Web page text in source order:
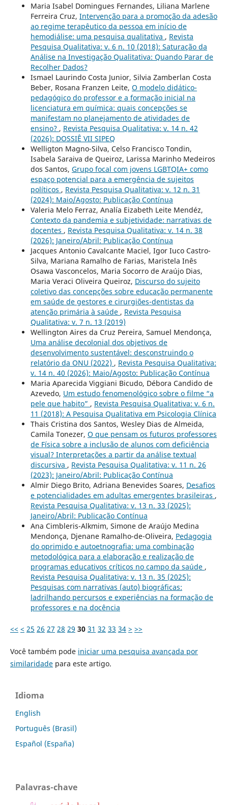
Maria Isabel Domingues Fernandes, Liliana Marlene
Ferreira Cruz, Intervenção para a promoção da adesão
ao regime terapêutico da pessoa em início de
hemodiálise: uma pesquisa qualitativa , Revista
Pesquisa Qualitativa: v. 6 n. 10 (2018): Saturação da
Análise na Investigação Qualitativa: Quando Parar de
Recolher Dados?
Ismael Laurindo Costa Junior, Silvia Zamberlan Costa
Beber, Rosana Franzen Leite, O modelo didático-
pedagógico do professor e a formação inicial na
licenciatura em química: quais concepções se
manifestam no planejamento de atividades de
ensino? , Revista Pesquisa Qualitativa: v. 14 n. 42
(2026): DOSSIÊ VII SIPEQ
Welligton Magno-Silva, Celso Francisco Tondin,
Isabela Saraiva de Queiroz, Larissa Marinho Medeiros
dos Santos, Grupo focal com jovens LGBTQIA+ como
espaço potencial para a emergência de sujeitos
políticos , Revista Pesquisa Qualitativa: v. 12 n. 31
(2024): Maio/Agosto: Publicação Contínua
Valeria Melo Ferraz, Analía Eizabeth Leite Mendéz,
Contexto da pandemia e subjetividade: narrativas de
docentes , Revista Pesquisa Qualitativa: v. 14 n. 38
(2026): Janeiro/Abril: Publicação Contínua
Jacques Antonio Cavalcante Maciel, Igor Iuco Castro-
Silva, Mariana Ramalho de Farias, Maristela Inês
Osawa Vasconcelos, Maria Socorro de Araújo Dias,
Maria Veraci Oliveira Queiroz, Discurso do sujeito
coletivo das concepções sobre educação permanente
em saúde de gestores e cirurgiões-dentistas da
atenção primária à saúde , Revista Pesquisa
Qualitativa: v. 7 n. 13 (2019)
Wellington Aires da Cruz Pereira, Samuel Mendonça,
Uma análise decolonial dos objetivos de
desenvolvimento sustentável: desconstruindo o
relatório da ONU (2022) , Revista Pesquisa Qualitativa:
v. 14 n. 40 (2026): Maio/Agosto: Publicação Contínua
Maria Aparecida Viggiani Bicudo, Débora Candido de
Azevedo, Um estudo fenomenológico sobre o filme “a
pele que habito” , Revista Pesquisa Qualitativa: v. 6 n.
11 (2018): A Pesquisa Qualitativa em Psicologia Clí­nica
Thais Cristina dos Santos, Wesley Dias de Almeida,
Camila Tonezer, O que pensam os futuros professores
de Física sobre a inclusão de alunos com deficiência
visual? Interpretações a partir da análise textual
discursiva , Revista Pesquisa Qualitativa: v. 11 n. 26
(2023): Janeiro/Abril: Publicação Contínua
Almir Diego Brito, Adriana Benevides Soares, Desafios
e potencialidades em adultas emergentes brasileiras ,
Revista Pesquisa Qualitativa: v. 13 n. 33 (2025):
Janeiro/Abril: Publicação Contínua
Ana Cimbleris-Alkmim, Simone de Araújo Medina
Mendonça, Djenane Ramalho-de-Oliveira, Pedagogia
do oprimido e autoetnografia: uma combinação
metodológica para a elaboração e realização de
programas educativos críticos no campo da saúde ,
Revista Pesquisa Qualitativa: v. 13 n. 35 (2025):
Pesquisas com narrativas (auto) biográficas:
ladrilhando percursos e experiências na formação de
professores e na docência
<< < 25 26 27 28 29 30 31 32 33 34 > >>
Você também pode iniciar uma pesquisa avançada por
similaridadepara este artigo.
Idioma
English
Português (Brasil)
Español (España)
Palavras-chave